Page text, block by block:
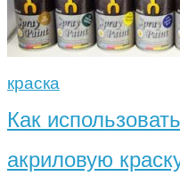
краска
Как
акриловую